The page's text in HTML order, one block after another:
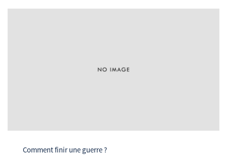
Comment finir une guerre ?